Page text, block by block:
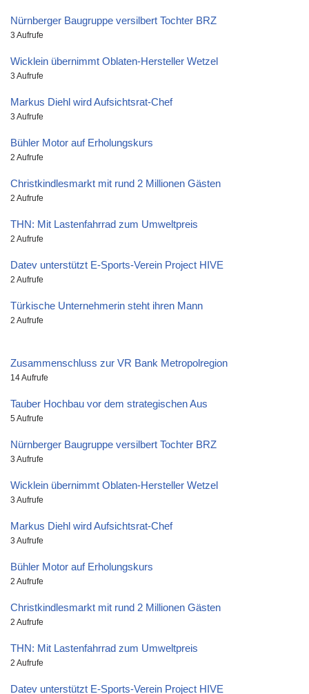
Nürnberger Baugruppe versilbert Tochter BRZ
3 Aufrufe
Wicklein übernimmt Oblaten-Hersteller Wetzel
3 Aufrufe
Markus Diehl wird Aufsichtsrat-Chef
3 Aufrufe
Bühler Motor auf Erholungskurs
2 Aufrufe
Christkindlesmarkt mit rund 2 Millionen Gästen
2 Aufrufe
THN: Mit Lastenfahrrad zum Umweltpreis
2 Aufrufe
Datev unterstützt E-Sports-Verein Project HIVE
2 Aufrufe
Türkische Unternehmerin steht ihren Mann
2 Aufrufe
Zusammenschluss zur VR Bank Metropolregion
14 Aufrufe
Tauber Hochbau vor dem strategischen Aus
5 Aufrufe
Nürnberger Baugruppe versilbert Tochter BRZ
3 Aufrufe
Wicklein übernimmt Oblaten-Hersteller Wetzel
3 Aufrufe
Markus Diehl wird Aufsichtsrat-Chef
3 Aufrufe
Bühler Motor auf Erholungskurs
2 Aufrufe
Christkindlesmarkt mit rund 2 Millionen Gästen
2 Aufrufe
THN: Mit Lastenfahrrad zum Umweltpreis
2 Aufrufe
Datev unterstützt E-Sports-Verein Project HIVE